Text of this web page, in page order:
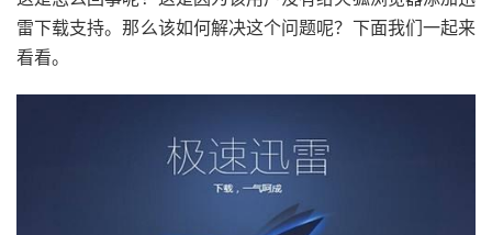
雷下载支持。那么该如何解决这个问题呢？下面我们一起来
看看。